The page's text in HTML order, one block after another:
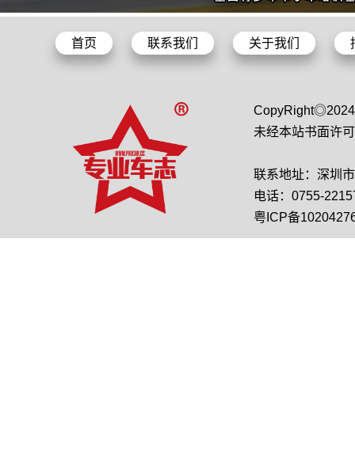
首页 联系我们 关于我们
未经本站书面许
联系地址：深圳
电话：0755-
粤ICP备